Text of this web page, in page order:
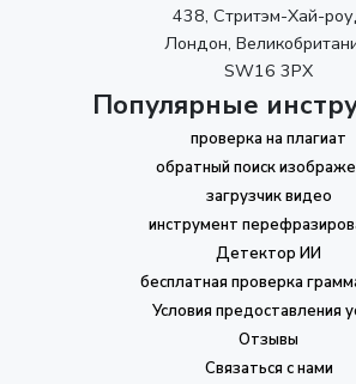
438, Стритэм-Хай-
Лондон,
SW16 3PX
Популярные
проверка на плагиат
обратный поиск
загрузчик видео
инструмент
Детектор ИИ
бесплатная проверка
Условия предоставления
Отзывы
Связаться с нами